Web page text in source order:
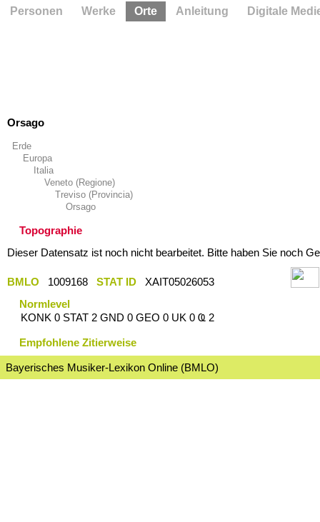
Orsago
Erde
Europa
Italia
Veneto (Regione)
Treviso (Provincia)
Orsago
Topographie
Dieser Datensatz ist noch nicht bearbeitet. Bitte haben Sie noch
BMLO 1009168 STAT ID
XAIT05026053
Normlevel
KONK 0 STAT 2 GND 0 GEO 0 UK 0 Ҩ 2
Empfohlene Zitierweise
Bayerisches Musiker-Lexikon Online (BMLO)
Personen Werke Orte Anleitung Digitale